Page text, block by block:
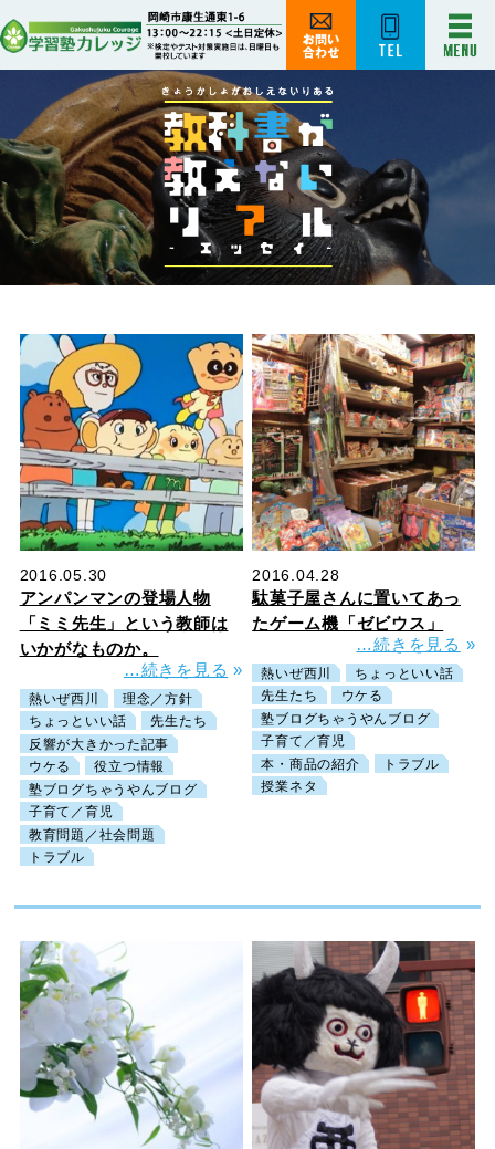
2016.05.30
アンパンマンの登場人物
「ミミ先生」という教師は
いかがなものか。
…続きを見る »
熱いぜ西川
理念／方針
ちょっといい話
先生たち
反響が大きかった記事
ウケる
役立つ情報
塾ブログちゃうやんブログ
子育て／育児
教育問題／社会問題
トラブル
2016.04.28
駄菓子屋さんに置いてあっ
たゲーム機「ゼビウス」
…続きを見る »
熱いぜ西川
ちょっといい話
先生たち
ウケる
塾ブログちゃうやんブログ
子育て／育児
本・商品の紹介
トラブル
授業ネタ